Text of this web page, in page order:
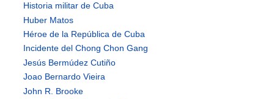
Historia militar de Cuba
Huber Matos
Héroe de la República de Cuba
Incidente del Chong Chon Gang
Jesús Bermúdez Cutiño
Joao Bernardo Vieira
John R. Brooke